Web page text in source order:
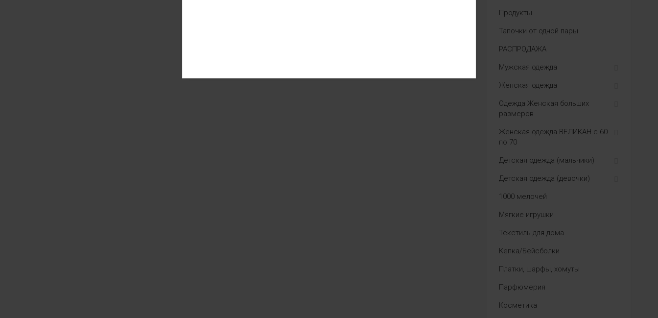
Продукты
Тапочки от одной пары
РАСПРОДАЖА
Мужская одежда
Женская одежда
Одежда Женская больших
размеров
Женская одежда ВЕЛИКАН с 60
по 70
Детская одежда (мальчики)
Детская одежда (девочки)
1000 мелочей
Мягкие игрушки
Текстиль для дома
Кепка/Бейсболки
Платки, шарфы, хомуты
Парфюмерия
Косметика